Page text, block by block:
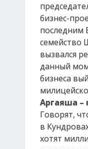
бизнес-
последним
семейство
вызвался
данный
бизнеса
Аргаяша
Говорят,
в
хотят